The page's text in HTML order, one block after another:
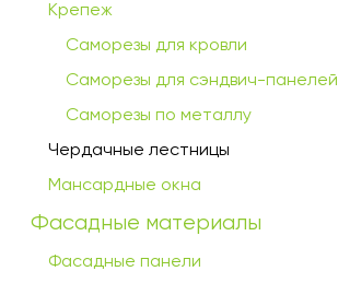
Крепеж
Саморезы для кровли
Саморезы для сэндвич-панелей
Саморезы по металлу
Чердачные лестницы
Мансардные окна
Фасадные материалы
Фасадные панели